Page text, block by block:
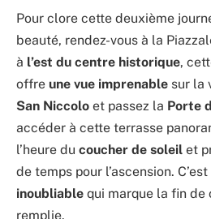
Pour clore cette deuxième
beauté, rendez-vous à la
à l’est du centre historique,
offre une vue imprenable sur la
San Niccolo et passez la Porte
accéder à cette terrasse
l’heure du coucher de soleil et
de temps pour l’ascension. C’est
inoubliable qui marque la fin de
remplie.